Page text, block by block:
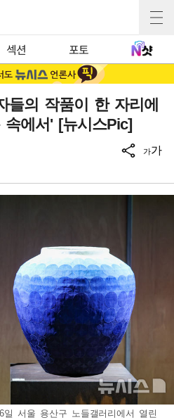
섹션 포토
들의 작품이 한 자리에
에서' [뉴시스Pic]
가가
서울 용산구 노들갤러리에서 열린